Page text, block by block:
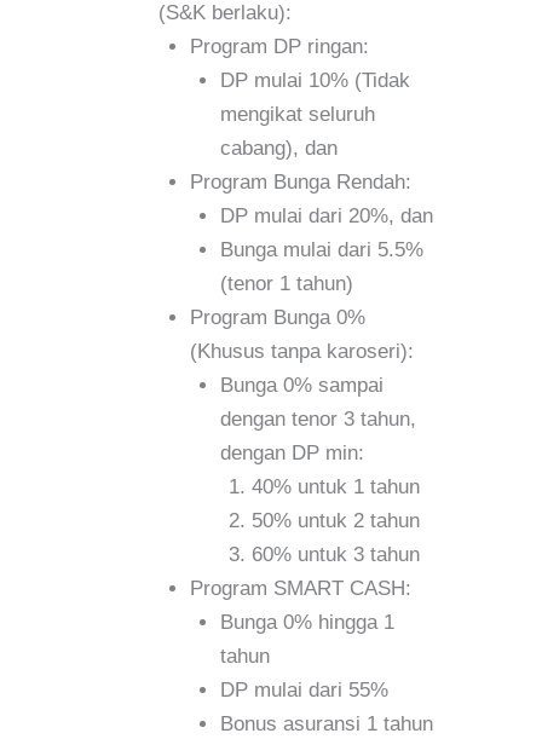
(S&K berlaku):
Program DP ringan:
DP mulai 10% (Tidak
mengikat seluruh
cabang), dan
Program Bunga Rendah:
DP mulai dari 20%, dan
Bunga mulai dari 5.5%
(tenor 1 tahun)
Program Bunga 0%
(Khusus tanpa karoseri):
Bunga 0% sampai
dengan tenor 3 tahun,
dengan DP min:
40% untuk 1 tahun
50% untuk 2 tahun
60% untuk 3 tahun
Program SMART CASH:
Bunga 0% hingga 1
tahun
DP mulai dari 55%
Bonus asuransi 1 tahun